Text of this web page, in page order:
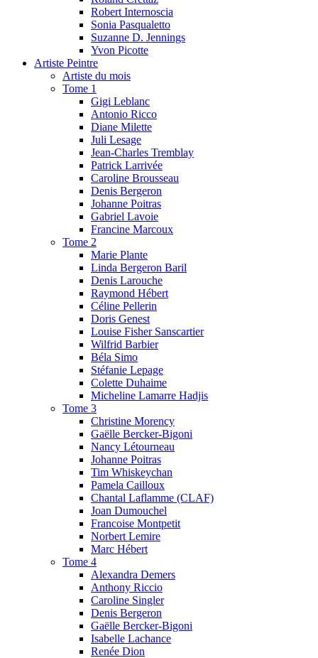
Robert Internoscia
Sonia Pasqualetto
Suzanne D. Jennings
Yvon Picotte
Artiste Peintre
Artiste du mois
Tome 1
Gigi Leblanc
Antonio Ricco
Diane Milette
Juli Lesage
Jean-Charles Tremblay
Patrick Larrivée
Caroline Brousseau
Denis Bergeron
Johanne Poitras
Gabriel Lavoie
Francine Marcoux
Tome 2
Marie Plante
Linda Bergeron Baril
Denis Larouche
Raymond Hébert
Céline Pellerin
Doris Genest
Louise Fisher Sanscartier
Wilfrid Barbier
Béla Simo
Stéfanie Lepage
Colette Duhaime
Micheline Lamarre Hadjis
Tome 3
Christine Morency
Gaëlle Bercker-Bigoni
Nancy Létourneau
Johanne Poitras
Tim Whiskeychan
Pamela Cailloux
Chantal Laflamme (CLAF)
Joan Dumouchel
Francoise Montpetit
Norbert Lemire
Marc Hébert
Tome 4
Alexandra Demers
Anthony Riccio
Caroline Singler
Denis Bergeron
Gaëlle Bercker-Bigoni
Isabelle Lachance
Renée Dion